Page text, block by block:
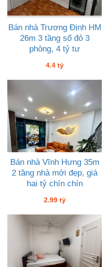
Bán nhà Trương Định HM
26m 3 tầng sổ đỏ 3
phòng, 4 tỷ tư
4.4 tỷ
Bán nhà Vĩnh Hưng 35m
2 tầng nhà mới đẹp, giá
hai tỷ chín chín
2.99 tỷ